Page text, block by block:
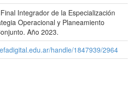
Integrador de la Especialización
Operacional y Planeamiento
Año 2023.
handle/1847939/2964